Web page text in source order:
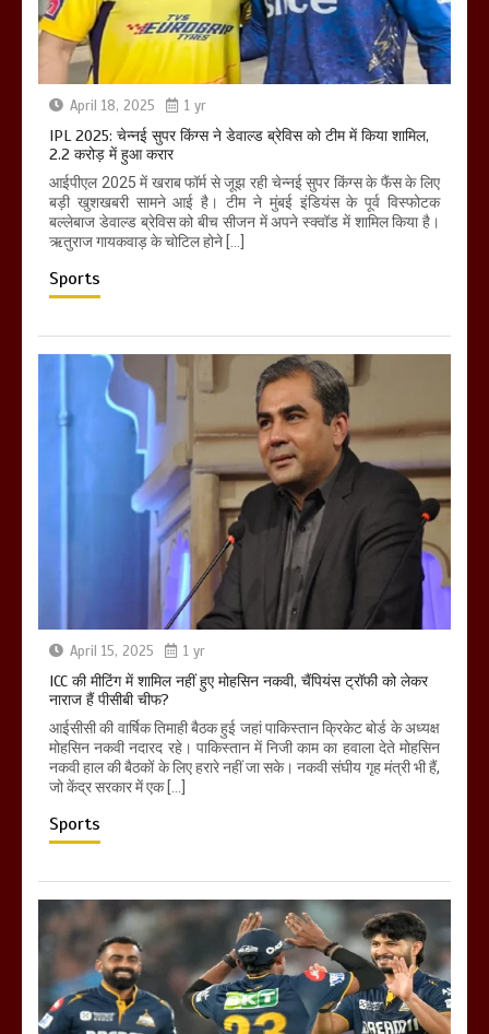
April 18, 2025 1 yr
IPL 2025: चेन्नई सुपर किंग्स ने डेवाल्ड ब्रेविस को टीम में किया शामिल,
2.2 करोड़ में हुआ करार
आईपीएल 2025 में खराब फॉर्म से जूझ रही चेन्नई सुपर किंग्स के फैंस के लिए
बड़ी खुशखबरी सामने आई है। टीम ने मुंबई इंडियंस के पूर्व विस्फोटक
बल्लेबाज डेवाल्ड ब्रेविस को बीच सीजन में अपने स्क्वॉड में शामिल किया है।
ऋतुराज गायकवाड़ के चोटिल होने […]
Sports
April 15, 2025 1 yr
ICC की मीटिंग में शामिल नहीं हुए मोहसिन नकवी, चैंपियंस ट्रॉफी को लेकर
नाराज हैं पीसीबी चीफ?
आईसीसी की वार्षिक तिमाही बैठक हुई जहां पाकिस्तान क्रिकेट बोर्ड के अध्यक्ष
मोहसिन नकवी नदारद रहे। पाकिस्तान में निजी काम का हवाला देते मोहसिन
नकवी हाल की बैठकों के लिए हरारे नहीं जा सके। नकवी संघीय गृह मंत्री भी हैं,
जो केंद्र सरकार में एक […]
Sports